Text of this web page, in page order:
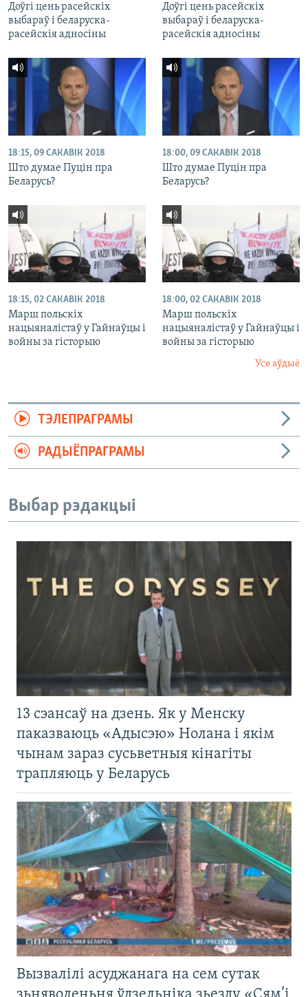
Доўгі цень расейскіх
выбараў і беларуска-
расейскія адносіны
Доўгі цень расейскіх
выбараў і беларуска-
расейскія адносіны
18:15, 09 САКАВІК 2018
Што думае Пуцін пра
Беларусь?
18:00, 09 САКАВІК 2018
Што думае Пуцін пра
Беларусь?
18:15, 02 САКАВІК 2018
Марш польскіх
нацыяналістаў у Гайнаўцы і
войны за гісторыю
18:00, 02 САКАВІК 2018
Марш польскіх
нацыяналістаў у Гайнаўцы і
войны за гісторыю
Усе аўдыё
ТЭЛЕПРАГРАМЫ
РАДЫЁПРАГРАМЫ
Выбар рэдакцыі
13 сэансаў на дзень. Як у Менску
паказваюць «Адысэю» Нолана і якім
чынам зараз сусьветныя кінагіты
трапляюць у Беларусь
Вызвалілі асуджанага на сем сутак